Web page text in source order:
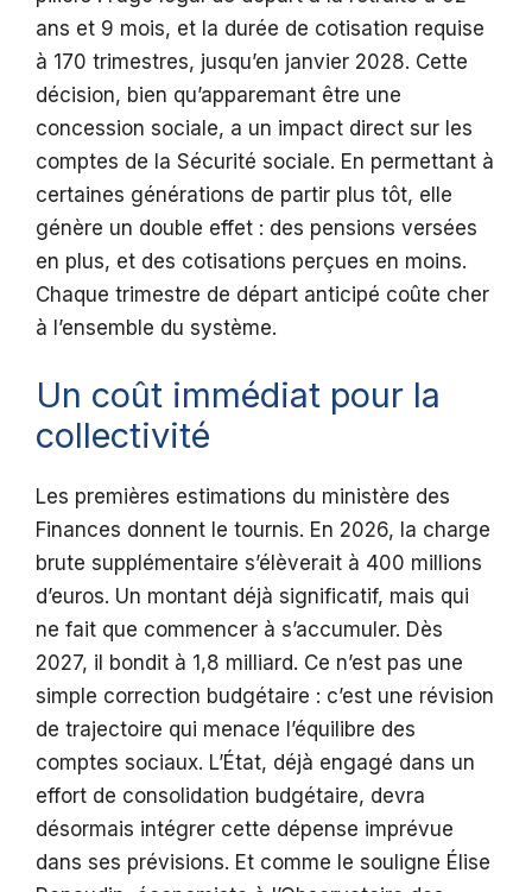
ans et 9 mois, et la durée de cotisation requise
à 170 trimestres, jusqu’en janvier 2028. Cette
décision, bien qu’apparemant être une
concession sociale, a un impact direct sur les
comptes de la Sécurité sociale. En permettant à
certaines générations de partir plus tôt, elle
génère un double effet : des pensions versées
en plus, et des cotisations perçues en moins.
Chaque trimestre de départ anticipé coûte cher
à l’ensemble du système.
Un coût immédiat pour la
collectivité
Les premières estimations du ministère des
Finances donnent le tournis. En 2026, la charge
brute supplémentaire s’élèverait à 400 millions
d’euros. Un montant déjà significatif, mais qui
ne fait que commencer à s’accumuler. Dès
2027, il bondit à 1,8 milliard. Ce n’est pas une
simple correction budgétaire : c’est une révision
de trajectoire qui menace l’équilibre des
comptes sociaux. L’État, déjà engagé dans un
effort de consolidation budgétaire, devra
désormais intégrer cette dépense imprévue
dans ses prévisions. Et comme le souligne Élise